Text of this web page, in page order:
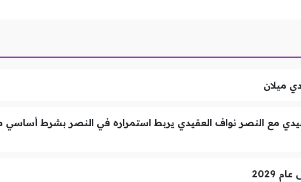
ميلان
مع النصر نواف العقيدي يربط استمراره في النصر بشرط أساسي
2029